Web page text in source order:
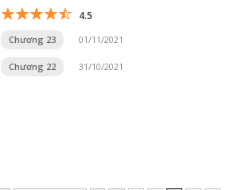
4.5
Chương 23 01/11/2021
Chương 22 31/10/2021